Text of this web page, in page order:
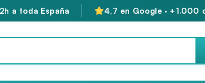
a toda España 4,7 en Google · +1.000